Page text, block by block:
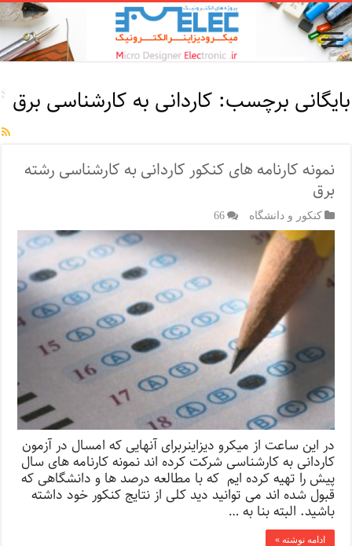
بایگانی برچسب: کاردانی به کارشناسی برق
نمونه کارنامه های کنکور کاردانی به کارشناسی رشته
برق
کنکور و دانشگاه 66
در این ساعت از میکرو دیزاینربرای آنهایی که امسال در آزمون
کاردانی به کارشناسی شرکت کرده اند نمونه کارنامه های سال
پیش را تهیه کرده ایم که با مطالعه درصد ها و دانشگاهی که
قبول شده اند می توانید دید کلی از نتایج کنکور خود داشته
باشید. البته بنا به …
ادامه نوشته »